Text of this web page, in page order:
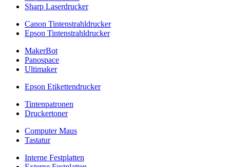
Sharp Laserdrucker
Canon Tintenstrahldrucker
Epson Tintenstrahldrucker
MakerBot
Panospace
Ultimaker
Epson Etikettendrucker
Tintenpatronen
Druckertoner
Computer Maus
Tastatur
Interne Festplatten